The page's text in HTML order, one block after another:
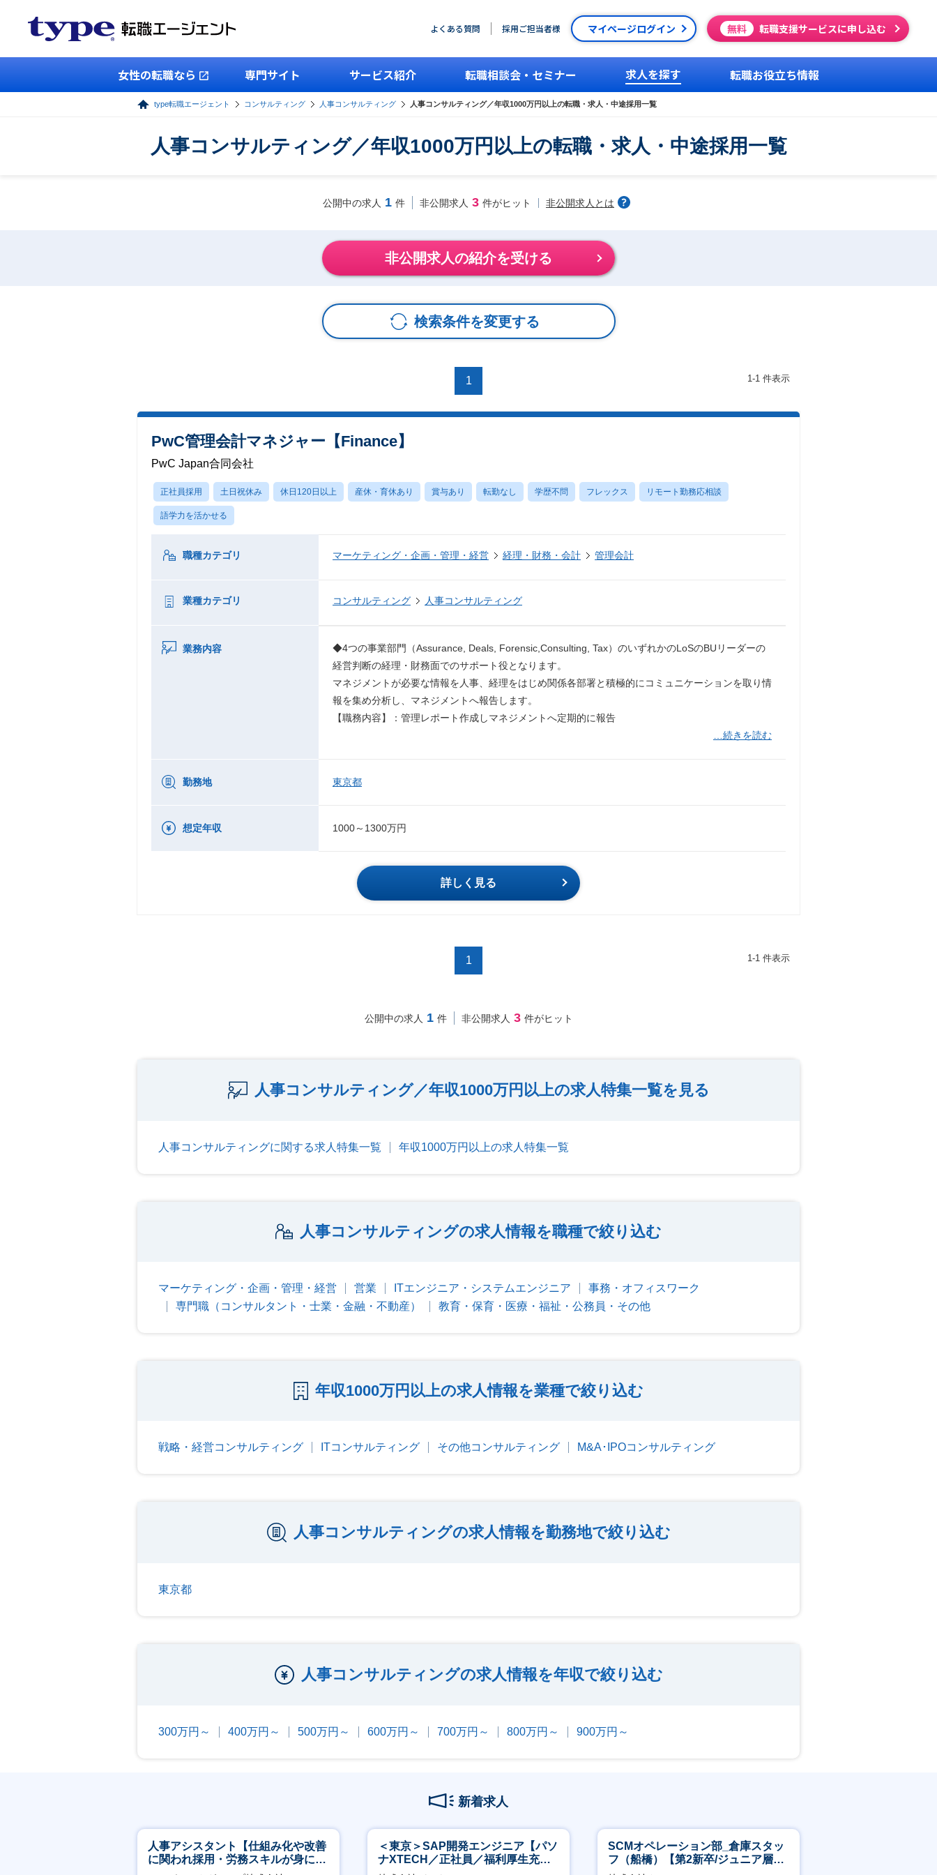
よくある質問 採用ご担当者様 マイページログイン 無料 転職支援サービスに申し込む
女性の転職なら 専門サイト サービス紹介 転職相談会・セミナー 求人を探す 転職お役立ち情報
type転職エージェント コンサルティング 人事コンサルティング 人事コンサルティング／年収1000万円以上の転職・求人・中途採用一覧
人事コンサルティング／年収1000万円以上の転職・求人・中途採用一覧
公開中の求人 1 件 非公開求人 3 件がヒット 非公開求人とは
非公開求人の紹介を受ける
検索条件を変更する
1 1-1 件表示
PwC管理会計マネジャー【Finance】
PwC Japan合同会社
正社員採用 土日祝休み 休日120日以上 産休・育休あり 賞与あり 転勤なし 学歴不問 フレックス リモート勤務応相談
語学力を活かせる
職種カテゴリ マーケティング・企画・管理・経営 経理・財務・会計 管理会計
業種カテゴリ コンサルティング 人事コンサルティング
業務内容
◆4つの事業部門（Assurance, Deals, Forensic,Consulting, Tax）のいずれかのLoSのBUリーダーの
経営判断の経理・財務面でのサポート役となります。
マネジメントが必要な情報を人事、経理をはじめ関係各部署と積極的にコミュニケーションを取り情
報を集め分析し、マネジメントへ報告します。
【職務内容】：管理レポート作成しマネジメントへ定期的に報告
…続きを読む
勤務地 東京都
想定年収 1000～1300万円
詳しく見る
1 1-1 件表示
公開中の求人 1 件 非公開求人 3 件がヒット
人事コンサルティング／年収1000万円以上の求人特集一覧を見る
人事コンサルティングに関する求人特集一覧 年収1000万円以上の求人特集一覧
人事コンサルティングの求人情報を職種で絞り込む
マーケティング・企画・管理・経営 営業 ITエンジニア・システムエンジニア
事務・オフィスワーク
専門職（コンサルタント・士業・金融・不動産）
教育・保育・医療・福祉・公務員・その他
年収1000万円以上の求人情報を業種で絞り込む
戦略・経営コンサルティング ITコンサルティング その他コンサルティング M&A･IPOコンサルティング
人事コンサルティングの求人情報を勤務地で絞り込む
東京都
人事コンサルティングの求人情報を年収で絞り込む
300万円～ 400万円～ 500万円～ 600万円～ 700万円～ 800万円～ 900万円～
新着求人
人事アシスタント【仕組み化や改善
に関われ採用・労務スキルが身につ
く環境／年商120億円超の事業会
＜東京＞SAP開発エンジニア【パソ
ナXTECH／正社員／福利厚生充実
◎】
SCMオペレーション部_倉庫スタッ
フ（船橋）【第2新卒/ジュニア層歓
迎】